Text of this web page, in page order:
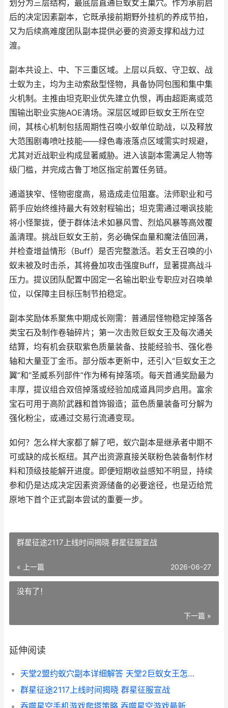
划分为三层结构，最底层直通巨蚁女王巢穴。作为承前启
后的决定因素副本，它既承接前期野外挂机的养成节拍，
又为后续高难度团队副本提供必要的资源支撑和战力过
渡。
副本共设上、中、下三重区域。上层以兵蚁、守卫蚁、战
士蚁为主，均为主动索敌型怪物，具备协同包围和集中集
火机制。主推由坦克职业优先建立仇恨，再由超距离或范
围输出职业实施AOE清场。深层区域即巨蚁女王所在空
间，其核心机制包括周期性召唤小蚁单位助战，以及释放
大范围剧毒喷吐技能——绿色毒液落点区域需实时规避，
尤其对近战职业构成显著威胁。进入该副本需满足人物等
级门槛，并完成古鲁丁地区指定前置任务链。
通道狭窄、怪物密度高，易造成走位阻塞。法师职业和弓
箭手应始终维持最大有效射程输出；坦克需通过嘲讽技能
将小怪聚拢，便于群体法术如暴风雪、烈焰风暴等高效覆
盖清理。挑战巨蚁女王前，务必确保血量和魔法值回满，
并检查增益情形（Buff）是否完整激活。若女王召唤的小
蚁未被及时击杀，其将叠加攻击强度Buff，显著提高战斗
压力。提议团队配置中固定一名输出职业专职应对召唤单
位，以保障主目标压制节拍稳定。
副本奖励体系聚焦中期成长刚需：普通层怪物稳定掉落各
类宝石及制作卷轴碎片；第一次击败巨蚁女王及每次通关
结算，均有机会获取紫色质量装备、技能经验书、强化卷
轴和大量亚丁金币。部分版本更新中，还引入“巨蚁女王之
翼”和“圣威系列部件”作为稀有掉落项。每天首通奖励最为
丰厚，提议组合双倍掉落或经验加成道具同步启用。富余
宝石可用于高阶武器和首饰锻造；蓝色质量装备可分解为
强化粉尘，或通过交易行流通变现。
如何？怎么样大家都了解了吧，蚁穴副本是继承者中期不
可或缺的成长枢纽。其产出资源直接关联粉色装备制作材
料和顶级技能解开进度。即便短期收益感知不明显，持续
参和仍是达成决定因素资源储备的必要途径，也是迈给荒
原地下首个正式副本尝试的重要一步。
群星征途2117上线时间揭晓 群星征服宣战
« 上一篇 2026-06-27
没有了！
下一篇 »
延伸阅读
天堂2盟约蚁穴副本详细解答 天堂2巨蚁女王怎么打
群星征途2117上线时间揭晓 群星征服宣战